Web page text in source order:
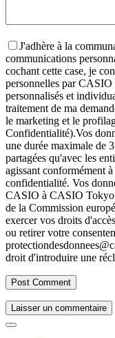
J'adhère à la
communications
cochant cette case, je
personnelles par CASIO
personnalisés et
traitement de ma
le marketing et le
Confidentialité).Vos
une durée maximale de
partagées qu'avec les
agissant conformément
confidentialité. Vos
CASIO à CASIO Tokyo
de la Commission
exercer vos droits
ou retirer votre
droit d'introduire une
Laisser un commentaire